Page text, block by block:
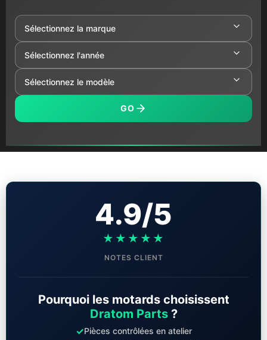
GO
4.9/5
★★★★★
NOTES CLIENT
Pourquoi les motards choisissent
Dratom Parts?
✓Pièces contrôlées en atelier